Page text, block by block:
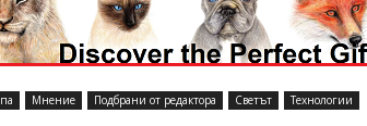
Мнение Подбрани от редактора Светът Технологии